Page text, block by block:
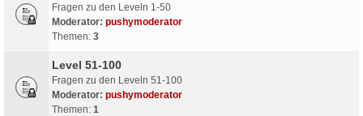
Fragen zu den Leveln 1-50
Moderator: pushymoderator
Themen: 3
Level 51-100
Fragen zu den Leveln 51-100
Moderator: pushymoderator
Themen: 1